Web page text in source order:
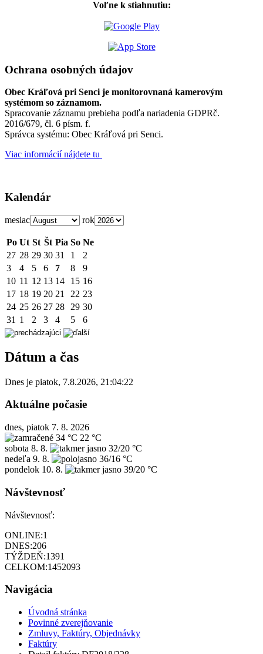
Voľne k stiahnutiu:
Ochrana osobných údajov
Obec Kráľová pri Senci je monitorovnaná kamerovým
systémom so záznamom.
Spracovanie záznamu prebieha podľa nariadenia GDPRč.
2016/679, čl. 6 písm. f.
Správca systému: Obec Kráľová pri Senci.
Viac informácií nájdete tu
Kalendár
mesiac rok
Po Ut St Št Pia So Ne
27 28 29 30 31 1
2
3
4 5 6 7 8
9
10 11 12 13 14 15 16
17 18 19 20 21 22 23
24 25 26 27 28 29 30
31 1 2 3 4 5 6
Dátum a čas
Dnes je piatok, 7.8.2026, 21:04:22
Aktuálne počasie
dnes, piatok 7. 8. 2026
34 °C 22 °C
sobota 8. 8.
32/20 °C
nedeľa 9. 8.
36/16 °C
pondelok 10. 8. 39/20 °C
Návštevnosť
Návštevnosť:
ONLINE:1
DNES:206
TÝŽDEŇ:1391
CELKOM:1452093
Navigácia
Úvodná stránka
Povinné zverejňovanie
Zmluvy, Faktúry, Objednávky
Faktúry